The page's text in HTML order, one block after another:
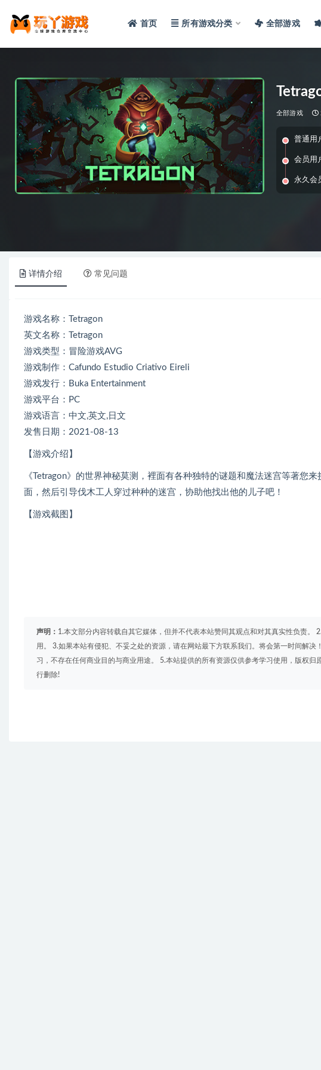
首页 所有游戏分类 全部游戏
全部游戏
普通用
会员用
永久会
详情介绍 常见问题
游戏名称：Tetragon
英文名称：Tetragon
游戏类型：冒险游戏AVG
游戏制作：Cafundo Estudio Criativo Eireli
游戏发行：Buka Entertainment
游戏平台：PC
游戏语言：中文,英文,日文
发售日期：2021-08-13
【游戏介绍】
《Tetragon》的世界神秘莫测，裡面有各种独特的谜题和魔法迷宫等著您
面，然后引导伐木工人穿过种种的迷宫，协助他找出他的儿子吧！
【游戏截图】
声明： 1.本文部分内容转载自其它媒体，但并不代表本站赞同其观点和对其真实性负责。
用。 3.如果本站有侵犯、不妥之处的资源，请在网站最下方联系我们。将会第一时间解
习，不存在任何商业目的与商业用途。 5.本站提供的所有资源仅供参考学习使用，版权
行删除!